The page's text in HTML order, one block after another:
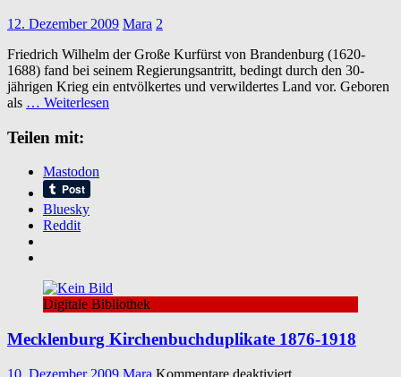
12. Dezember 2009 Mara 2
Friedrich Wilhelm der Große Kurfürst von Brandenburg (1620-
1688) fand bei seinem Regierungsantritt, bedingt durch den 30-
jährigen Krieg ein entvölkertes und verwildertes Land vor. Geboren
als … Weiterlesen
Teilen mit:
Mastodon
Bluesky
Reddit
Digitale Bibliothek
Mecklenburg Kirchenbuchduplikate 1876-1918
10. Dezember 2009 Mara Kommentare deaktiviertfür